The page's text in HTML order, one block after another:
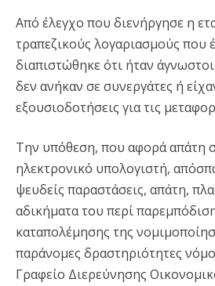
Από έλεγχο που διενήργησε η
τραπεζικούς λογαριασμούς που
διαπιστώθηκε ότι ήταν
δεν ανήκαν σε συνεργάτες ή
εξουσιοδοτήσεις για τις
Την υπόθεση, που αφορά απάτη
ηλεκτρονικό υπολογιστή,
ψευδείς παραστάσεις, απάτη,
αδικήματα του περί
καταπολέμησης της
παράνομες δραστηριότητες
Γραφείο Διερεύνησης